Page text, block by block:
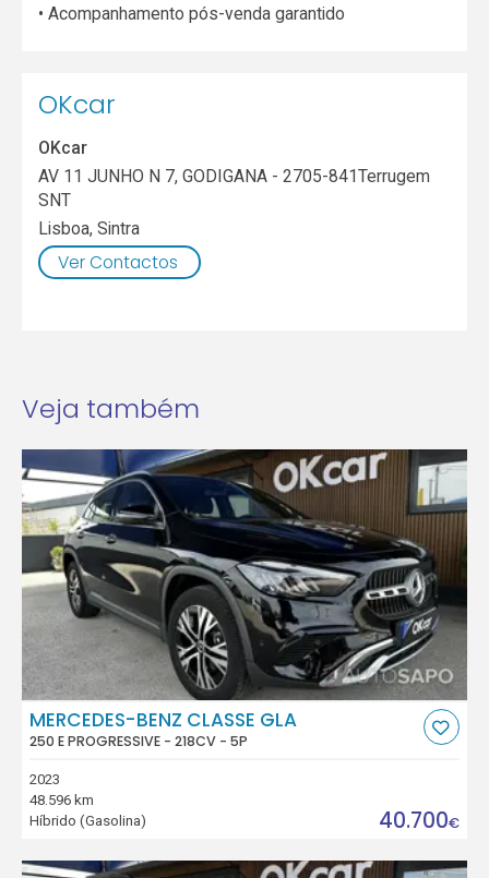
• Acompanhamento pós-venda garantido
OKcar
OKcar
AV 11 JUNHO N 7, GODIGANA - 2705-841Terrugem
SNT
Lisboa,Sintra
Ver Contactos
Veja também
MERCEDES-BENZ CLASSE GLA
250 E PROGRESSIVE - 218CV - 5P
2023
48.596 km
Híbrido (Gasolina)
40.700€